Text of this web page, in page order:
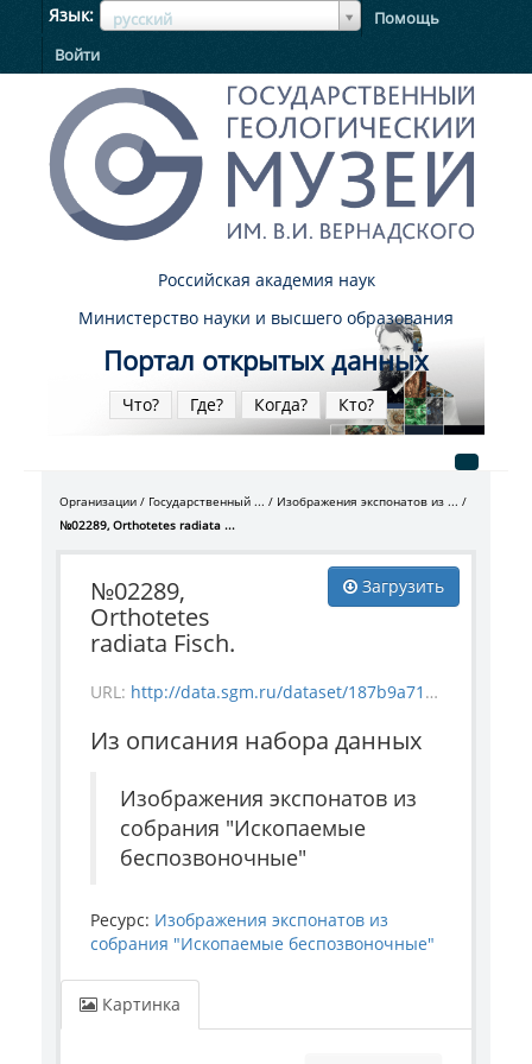
Язык русский
ЯзыкЯзык
Помощь
Войти
Российская академия наук
Министерство науки и высшего образования
Портал открытых данных
Что? Где? Когда? Кто?
Организации Государственный ...
Изображения экспонатов из ...
№02289, Orthotetes radiata ...
Загрузить
№02289,
Orthotetes
radiata Fisch.
URL: http://data.sgm.ru/dataset/187b9a71-4c85-43ec-99fe-080bdf792007/resource/c04626ac-461a-428c-a086-c6e26654b785/download/invertebrate_2289.jpg
Из описания набора данных
Изображения экспонатов из
собрания "Ископаемые
беспозвоночные"
Ресурс: Изображения экспонатов из
собрания "Ископаемые беспозвоночные"
Картинка